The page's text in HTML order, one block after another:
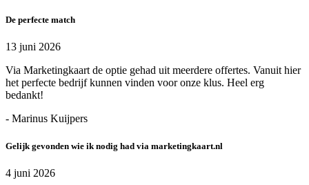
De perfecte match
13 juni 2026
Via Marketingkaart de optie gehad uit meerdere offertes. Vanuit hier
het perfecte bedrijf kunnen vinden voor onze klus. Heel erg
bedankt!
- Marinus Kuijpers
Gelijk gevonden wie ik nodig had via marketingkaart.nl
4 juni 2026